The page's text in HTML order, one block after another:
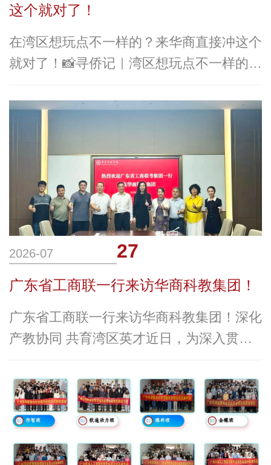
这个就对了！
在湾区想玩点不一样的？来华商直接冲这个
就对了！📸寻侨记｜湾区想玩点不一样的，
区独特侨乡人文底蕴，以华商科教集团旗下
广州华商学院世界华商博览馆为核心场景，
打造沉浸式、轻趣味、高互动的湾区小众人
文体验课程。告别传
2026-07 27
广东省工商联一行来访华商科教集团！
广东省工商联一行来访华商科教集团！深化
产教协同 共育湾区英才近日，为深入贯彻
人才链与产业链有机衔接，广东省工商联党
组成员、秘书长关向明、办公室主任吴雅、
联络部部长姚鸣宇、一级调研员李茂添莅临
华商科